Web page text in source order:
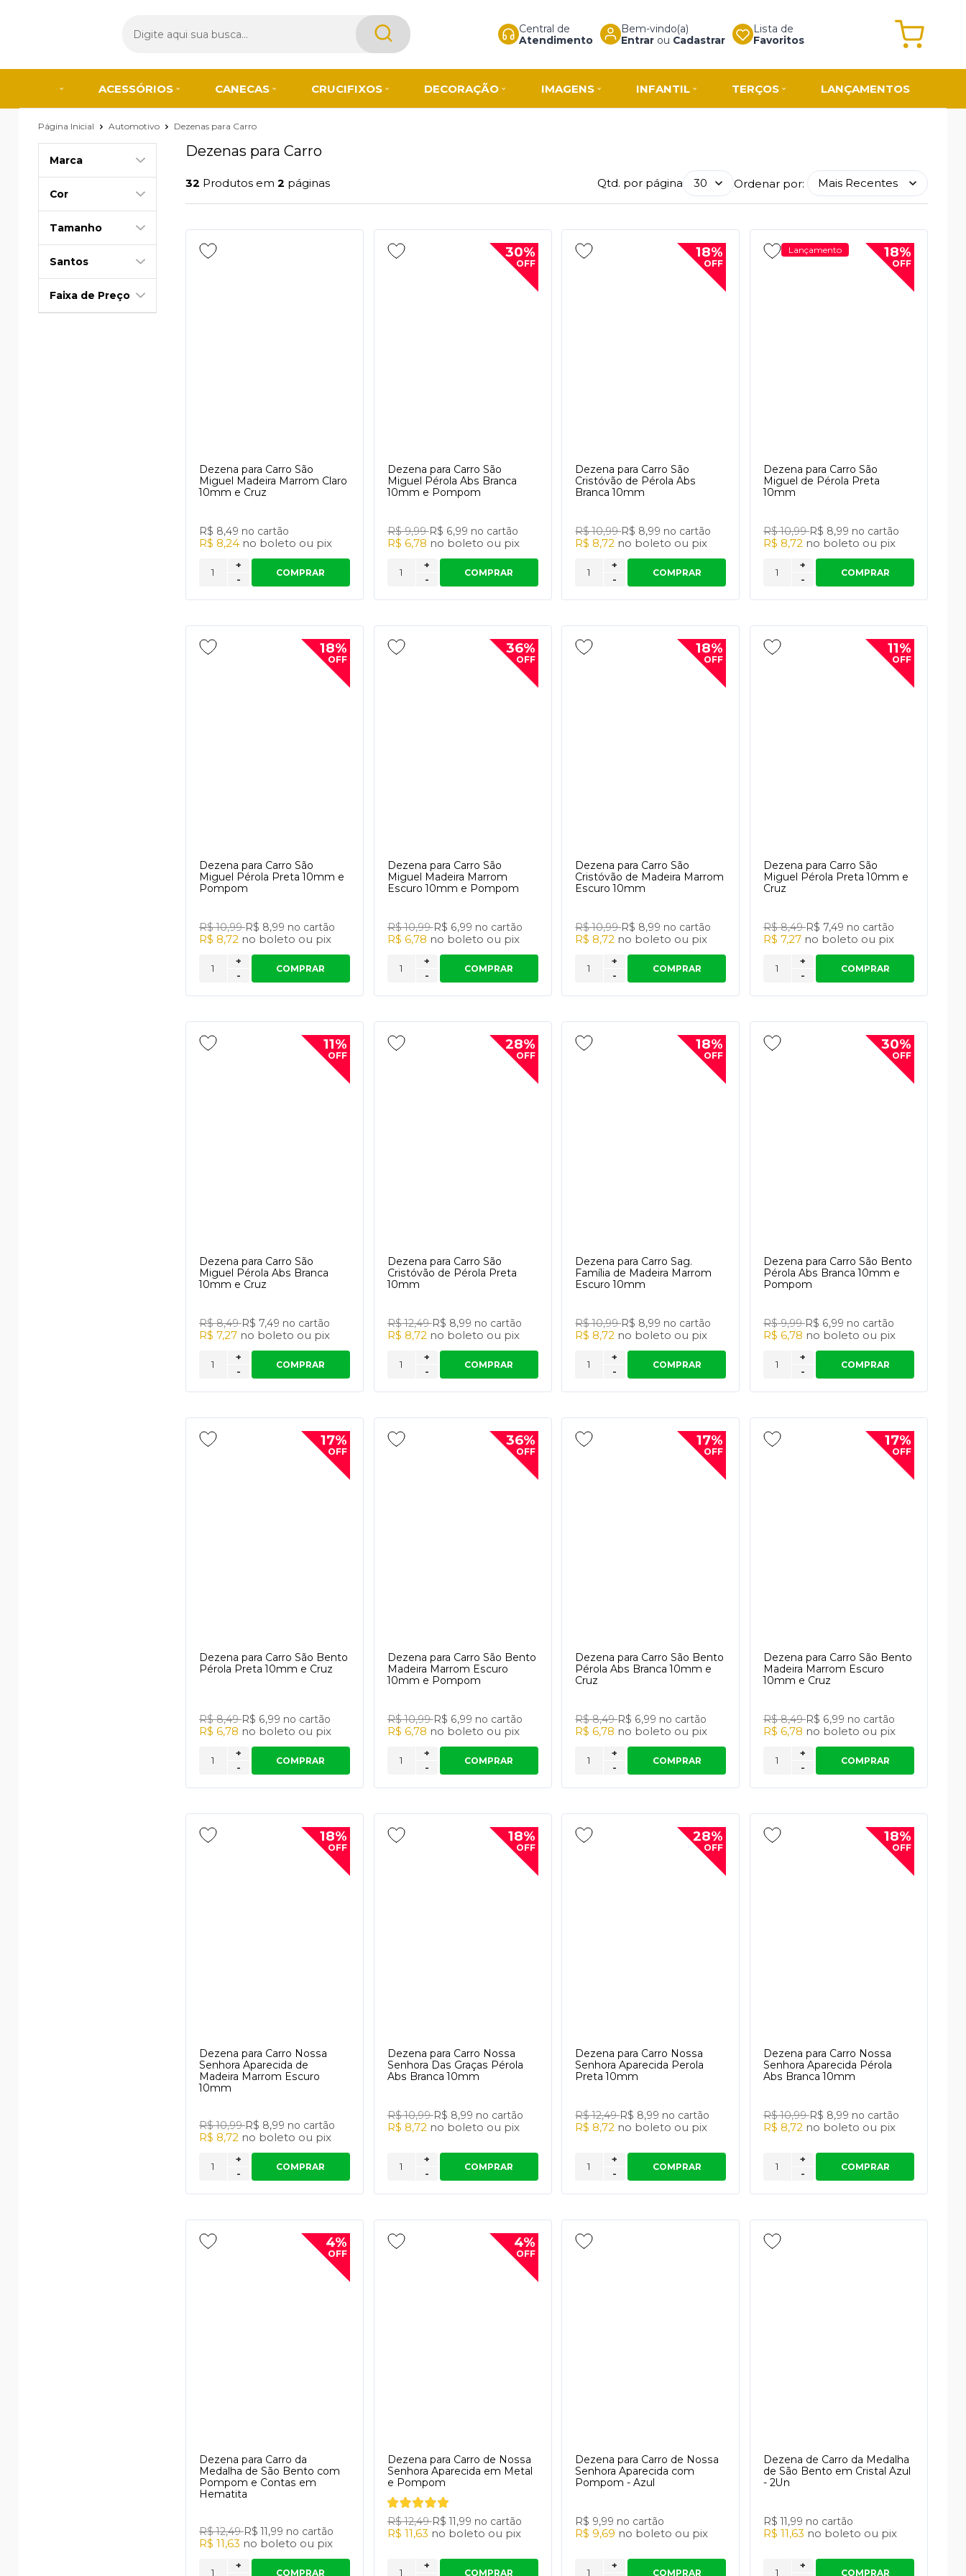
Central de
Atendimento
Bem-vindo(a)
Entrarou Cadastrar
Lista de
Favoritos
ACESSÓRIOS CANECAS CRUCIFIXOS DECORAÇÃO IMAGENS INFANTIL TERÇOS LANÇAMENTOS
Página Inicial Automotivo Dezenas para Carro
Marca
Cor
Tamanho
Santos
Faixa de Preço
Dezenas para Carro
32 Produtos em 2 páginas Qtd. por página Ordenar por:
Dezena para Carro São
Miguel Madeira Marrom Claro
10mm e Cruz
R$ 8,49 no cartão
R$ 8,24 no boleto ou pix
-
+
COMPRAR
30%
OFF
Dezena para Carro São
Miguel Pérola Abs Branca
10mm e Pompom
R$ 9,99R$ 6,99 no cartão
R$ 6,78 no boleto ou pix
-
+
COMPRAR
18%
OFF
Dezena para Carro São
Cristóvão de Pérola Abs
Branca 10mm
R$ 10,99R$ 8,99 no cartão
R$ 8,72 no boleto ou pix
-
+
COMPRAR
Lançamento 18%
OFF
Dezena para Carro São
Miguel de Pérola Preta
10mm
R$ 10,99R$ 8,99 no cartão
R$ 8,72 no boleto ou pix
-
+
COMPRAR
18%
OFF
Dezena para Carro São
Miguel Pérola Preta 10mm e
Pompom
R$ 10,99R$ 8,99 no cartão
R$ 8,72 no boleto ou pix
-
+
COMPRAR
36%
OFF
Dezena para Carro São
Miguel Madeira Marrom
Escuro 10mm e Pompom
R$ 10,99R$ 6,99 no cartão
R$ 6,78 no boleto ou pix
-
+
COMPRAR
18%
OFF
Dezena para Carro São
Cristóvão de Madeira Marrom
Escuro 10mm
R$ 10,99R$ 8,99 no cartão
R$ 8,72 no boleto ou pix
-
+
COMPRAR
11%
OFF
Dezena para Carro São
Miguel Pérola Preta 10mm e
Cruz
R$ 8,49R$ 7,49 no cartão
R$ 7,27 no boleto ou pix
-
+
COMPRAR
11%
OFF
Dezena para Carro São
Miguel Pérola Abs Branca
10mm e Cruz
R$ 8,49R$ 7,49 no cartão
R$ 7,27 no boleto ou pix
-
+
COMPRAR
28%
OFF
Dezena para Carro São
Cristóvão de Pérola Preta
10mm
R$ 12,49R$ 8,99 no cartão
R$ 8,72 no boleto ou pix
-
+
COMPRAR
18%
OFF
Dezena para Carro Sag.
Família de Madeira Marrom
Escuro 10mm
R$ 10,99R$ 8,99 no cartão
R$ 8,72 no boleto ou pix
-
+
COMPRAR
30%
OFF
Dezena para Carro São Bento
Pérola Abs Branca 10mm e
Pompom
R$ 9,99R$ 6,99 no cartão
R$ 6,78 no boleto ou pix
-
+
COMPRAR
17%
OFF
Dezena para Carro São Bento
Pérola Preta 10mm e Cruz
R$ 8,49R$ 6,99 no cartão
R$ 6,78 no boleto ou pix
-
+
COMPRAR
36%
OFF
Dezena para Carro São Bento
Madeira Marrom Escuro
10mm e Pompom
R$ 10,99R$ 6,99 no cartão
R$ 6,78 no boleto ou pix
-
+
COMPRAR
17%
OFF
Dezena para Carro São Bento
Pérola Abs Branca 10mm e
Cruz
R$ 8,49R$ 6,99 no cartão
R$ 6,78 no boleto ou pix
-
+
COMPRAR
17%
OFF
Dezena para Carro São Bento
Madeira Marrom Escuro
10mm e Cruz
R$ 8,49R$ 6,99 no cartão
R$ 6,78 no boleto ou pix
-
+
COMPRAR
18%
OFF
Dezena para Carro Nossa
Senhora Aparecida de
Madeira Marrom Escuro
10mm
R$ 10,99R$ 8,99 no cartão
R$ 8,72 no boleto ou pix
-
+
COMPRAR
18%
OFF
Dezena para Carro Nossa
Senhora Das Graças Pérola
Abs Branca 10mm
R$ 10,99R$ 8,99 no cartão
R$ 8,72 no boleto ou pix
-
+
COMPRAR
28%
OFF
Dezena para Carro Nossa
Senhora Aparecida Perola
Preta 10mm
R$ 12,49R$ 8,99 no cartão
R$ 8,72 no boleto ou pix
-
+
COMPRAR
18%
OFF
Dezena para Carro Nossa
Senhora Aparecida Pérola
Abs Branca 10mm
R$ 10,99R$ 8,99 no cartão
R$ 8,72 no boleto ou pix
-
+
COMPRAR
4%
OFF
Dezena para Carro da
Medalha de São Bento com
Pompom e Contas em
Hematita
R$ 12,49R$ 11,99 no cartão
R$ 11,63 no boleto ou pix
+
COMPRAR
4%
OFF
Dezena para Carro de Nossa
Senhora Aparecida em Metal
e Pompom
R$ 12,49R$ 11,99 no cartão
R$ 11,63 no boleto ou pix
+
COMPRAR
Dezena para Carro de Nossa
Senhora Aparecida com
Pompom - Azul
R$ 9,99 no cartão
R$ 9,69 no boleto ou pix
+
COMPRAR
Dezena de Carro da Medalha
de São Bento em Cristal Azul
- 2Un
R$ 11,99 no cartão
R$ 11,63 no boleto ou pix
+
COMPRAR